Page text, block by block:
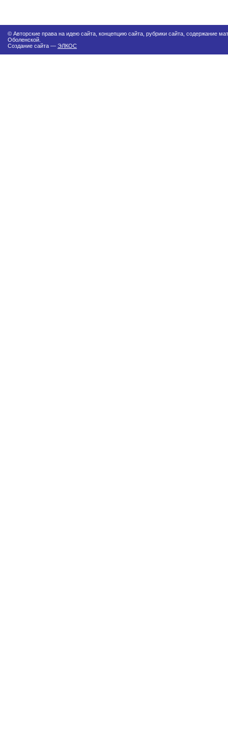
© Авторские права на идею сайта, концепцию сайта, рубрики сайта, содержание
Оболенской.
Создание сайта — ЭЛКОС